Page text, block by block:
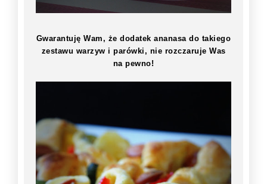
Gwarantuję Wam, że dodatek ananasa do takiego
zestawu warzyw i parówki, nie rozczaruje Was
na pewno!